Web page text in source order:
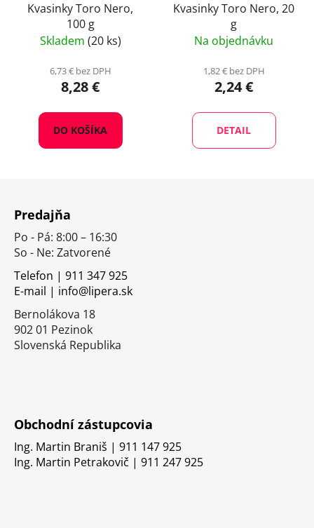
Kvasinky Toro Nero,
100 g
Skladem (20 ks)
6,73 € bez DPH
8,28 €
DO KOŠÍKA
Kvasinky Toro Nero, 20
g
Na objednávku
1,82 € bez DPH
2,24 €
DETAIL
Predajňa
Po - Pá: 8:00 – 16:30
So - Ne: Zatvorené
Telefon | 911 347 925
E-mail | info@lipera.sk
Bernolákova 18
902 01 Pezinok
Slovenská Republika
Obchodní zástupcovia
Ing. Martin Braniš | 911 147 925
Ing. Martin Petrakovič | 911 247 925